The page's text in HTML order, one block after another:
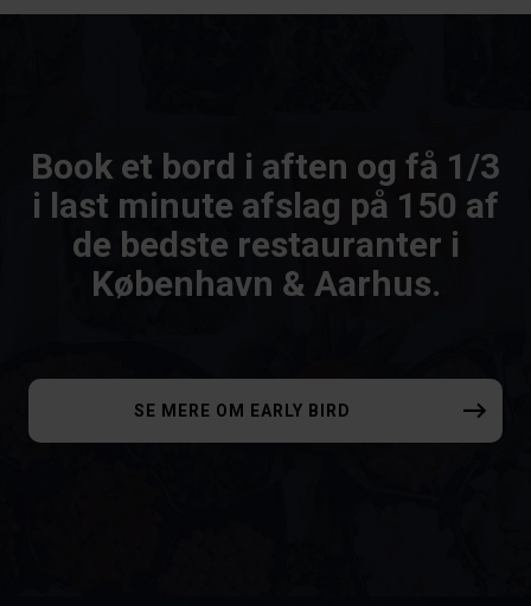
Book et bord i aften og få 1/3
i last minute afslag på 150 af
de bedste restauranter i
København & Aarhus.
SE MERE OM EARLY BIRD